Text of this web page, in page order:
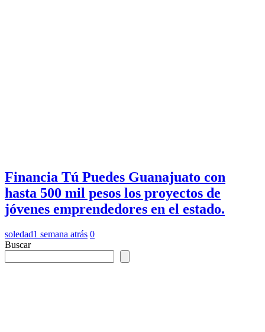
Financia Tú Puedes Guanajuato con
hasta 500 mil pesos los proyectos de
jóvenes emprendedores en el estado.
soledad1 semana atrás 0
Buscar